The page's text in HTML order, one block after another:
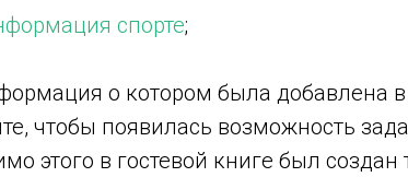
спорте;
о котором была добавлена
чтобы появилась возможность
этого в гостевой книге был создан